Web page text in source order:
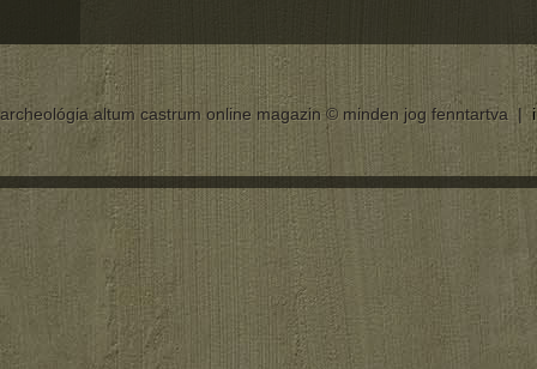
archeológia altum castrum online magazin © minden jog fenntartva |